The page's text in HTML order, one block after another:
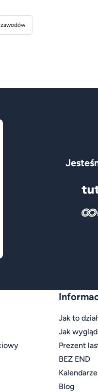
Jak to
Jak
Prezent
BEZ END
Kalendarze
Blog